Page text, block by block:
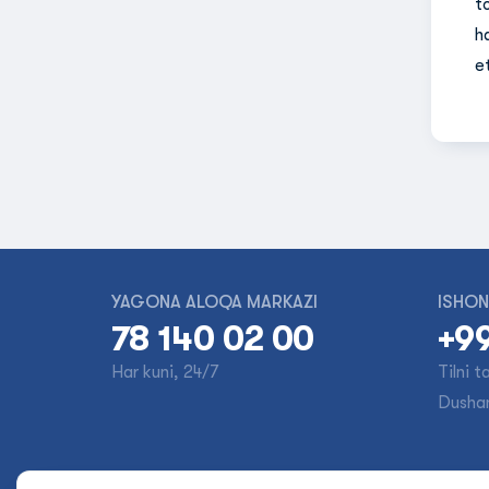
YAGONA ALOQA MARKAZI
78 140 02 00
Har kuni, 24/7
Tilni